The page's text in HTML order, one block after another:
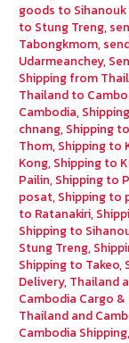
goods to
to Stung Treng,
Tabongkmom,
Udarmeanchey,
Shipping from
Thailand to
Cambodia,
chnang, Shipping
Thom, Shipping to
Kong, Shipping to
Pailin, Shipping to
posat, Shipping to
to Ratanakiri,
Shipping to
Stung Treng,
Shipping to Takeo,
Delivery, Thailand
Cambodia Cargo
Thailand and
Cambodia Shipping,